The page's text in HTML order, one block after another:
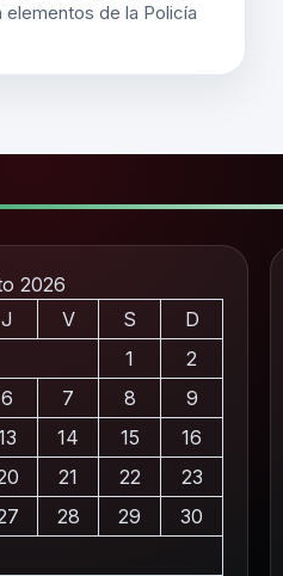
de la Policía
2026
J V S
D
1
2
6 7 8
9
14 15
16
21 22
23
28 29
30